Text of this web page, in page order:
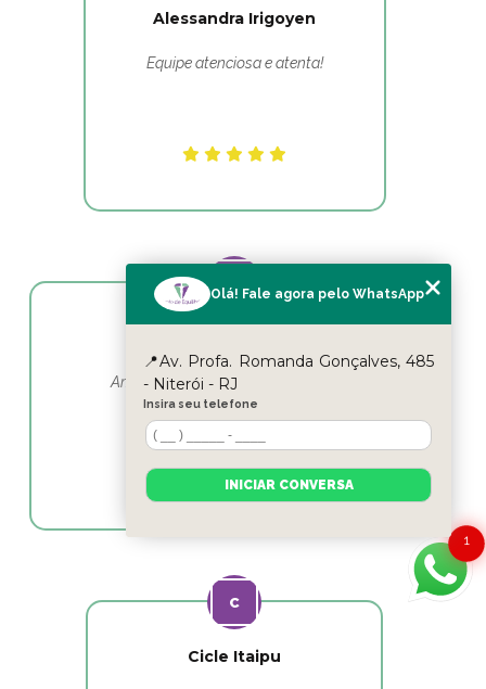
Alessandra Irigoyen
Equipe atenciosa e atenta!
Amo esse lugar e as profissionais em
fisioterapia as melhores
Cicle Itaipu
1
Olá! Fale agora pelo WhatsApp
📍Av. Profa. Romanda Gonçalves, 485
- Niterói - RJ
Insira seu telefone
INICIAR CONVERSA